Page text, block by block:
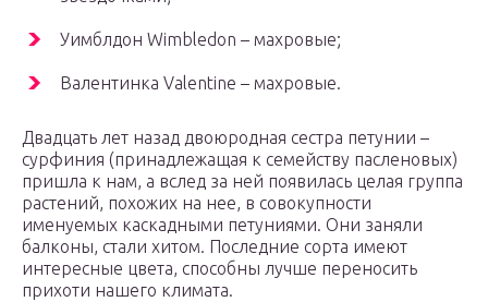
Уимблдон Wimbledon – махровые;
Валентинка Valentine – махровые.
Двадцать лет назад двоюродная сестра петунии –
сурфиния (принадлежащая к семейству пасленовых)
пришла к нам, а вслед за ней появилась целая группа
растений, похожих на нее, в совокупности
именуемых каскадными петуниями. Они заняли
балконы, стали хитом. Последние сорта имеют
интересные цвета, способны лучше переносить
прихоти нашего климата.